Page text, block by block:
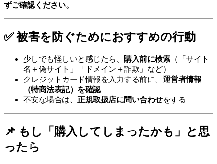
ずご確認ください。
✅ 被害を防ぐためにおすすめの行動
少しでも怪しいと感じたら、 購入前に検索 （「サイト
名＋偽サイト」「ドメイン＋詐欺」など）
クレジットカード情報を入力する前に、 運営者情報
（特商法表記）を確認
不安な場合は、 正規取扱店に問い合わせをする
📌 もし「購入してしまったかも」と思
ったら